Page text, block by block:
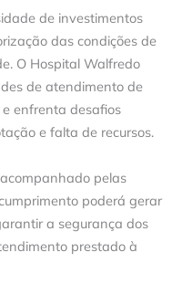
de investimentos
das condições de
O Hospital Walfredo
de atendimento de
enfrenta desafios
e falta de recursos.
pelas
poderá gerar
a segurança dos
prestado à